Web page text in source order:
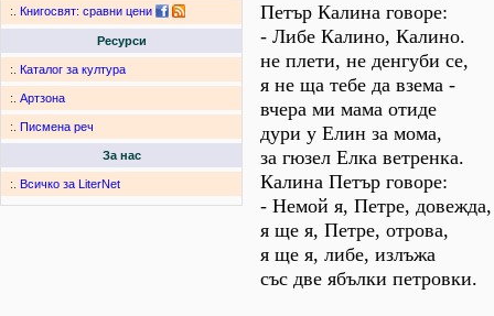
:. Книгосвят: сравни цени
Ресурси
:. Каталог за култура
:. Артзона
:. Писмена реч
За нас
:. Всичко за LiterNet
Петър Калина говоре:
- Либе Калино, Калино.
не плети, не денгуби се,
я не ща тебе да взема -
вчера ми мама отиде
дури у Елин за мома,
за гюзел Елка ветренка.
Калина Петър говоре:
- Немой я, Петре, довежда,
я ще я, Петре, отрова,
я ще я, либе, излъжа
със две ябълки петровки.